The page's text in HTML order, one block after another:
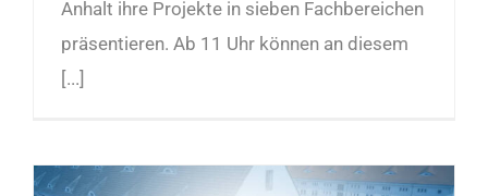
Anhalt ihre Projekte in sieben Fachbereichen
präsentieren. Ab 11 Uhr können an diesem
[...]